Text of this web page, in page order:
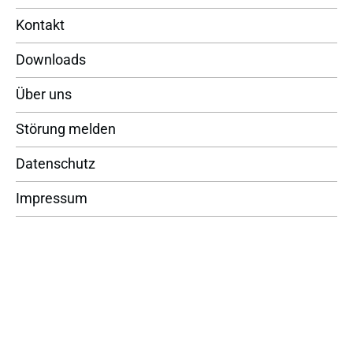
Kontakt
Downloads
Über uns
Störung melden
Datenschutz
Impressum